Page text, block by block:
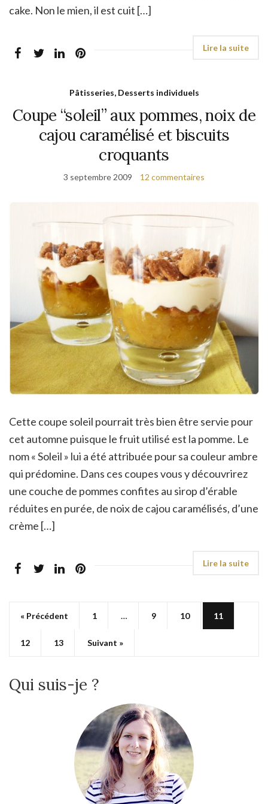
cake. Non le mien, il est cuit […]
Pâtisseries, Desserts individuels
Coupe “soleil” aux pommes, noix de
cajou caramélisé et biscuits
croquants
3 septembre 2009 12 commentaires
Cette coupe soleil pourrait très bien être servie pour
cet automne puisque le fruit utilisé est la pomme. Le
nom « Soleil » lui a été attribuée pour sa couleur ambre
qui prédomine. Dans ces coupes vous y découvrirez
une couche de pommes confites au sirop d’érable
réduites en purée, de noix de cajou caramélisés, d’une
crème […]
« Précédent 1 … 9 10 11
12 13 Suivant »
Qui suis-je ?